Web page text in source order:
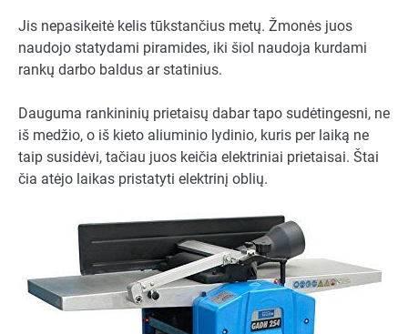
Jis nepasikeitė kelis tūkstančius metų. Žmonės juos
naudojo statydami piramides, iki šiol naudoja kurdami
rankų darbo baldus ar statinius.
Dauguma rankininių prietaisų dabar tapo sudėtingesni, ne
iš medžio, o iš kieto aliuminio lydinio, kuris per laiką ne
taip susidėvi, tačiau juos keičia elektriniai prietaisai. Štai
čia atėjo laikas pristatyti elektrinį oblių.